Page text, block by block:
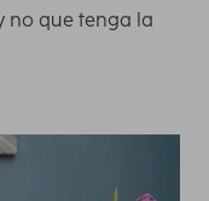
no que tenga la